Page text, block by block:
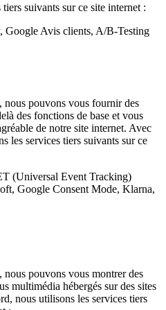
suivants sur ce site internet :
Google Avis clients, A/B-Testing
nous pouvons vous fournir des
des fonctions de base et vous
de notre site internet. Avec
les services tiers suivants sur ce
(Universal Event Tracking)
Google Consent Mode, Klarna,
nous pouvons vous montrer des
multimédia hébergés sur des sites
nous utilisons les services tiers